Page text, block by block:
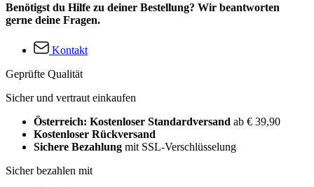
Benötigst du Hilfe zu deiner Bestellung? Wir beantworten
gerne deine Fragen.
Kontakt
Geprüfte Qualität
Sicher und vertraut einkaufen
Österreich: Kostenloser Standardversand ab € 39,90
Kostenloser Rückversand
Sichere Bezahlung mit SSL-Verschlüsselung
Sicher bezahlen mit